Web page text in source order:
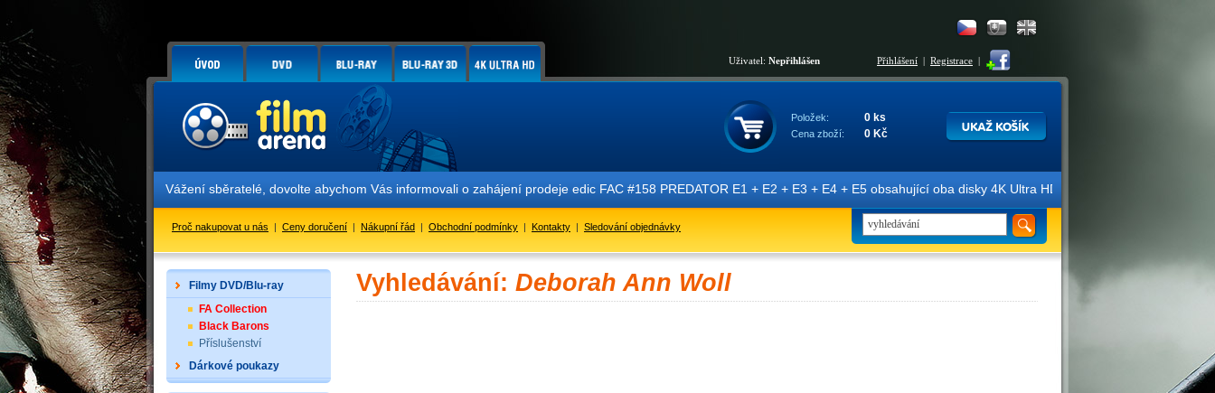
Uživatel: Nepřihlášen Přihlášení | Registrace |
Položek: 0 ks
Cena zboží: 0 Kč
Vážení sběratelé, dovolte abychom Vás informovali o zahájení prodeje edic FAC #158 PREDATOR E1 + E2 + E3 + E4 + E5 obsahující oba disky 4K Ultra HD + Blu-ray 3D/2D.
Proč nakupovat u nás | Ceny doručení | Nákupní řád | Obchodní podmínky | Kontakty | Sledování objednávky
Filmy DVD/Blu-ray
FA Collection
Black Barons
Příslušenství
Dárkové poukazy
Vyhledávání: Deborah Ann Woll